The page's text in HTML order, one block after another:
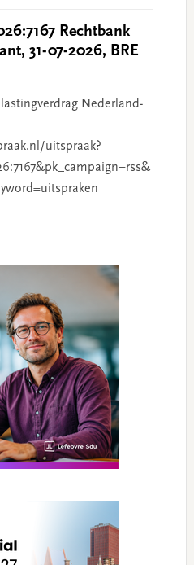
Rechtbank
31-07-2026, BRE
Nederland-
uitspraak?